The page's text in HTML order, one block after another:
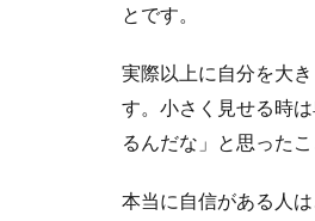
とです。
実際以上に自分を大
す。小さく見せる時
るんだな」と思った
本当に自信がある人